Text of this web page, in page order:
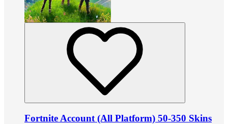
Fortnite Account (All Platform) 50-350 Skins